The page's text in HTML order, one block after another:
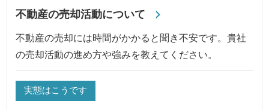
不動産の売却活動について
不動産の売却には時間がかかると聞き不安です。貴社
の売却活動の進め方や強みを教えてください。
実態はこうです